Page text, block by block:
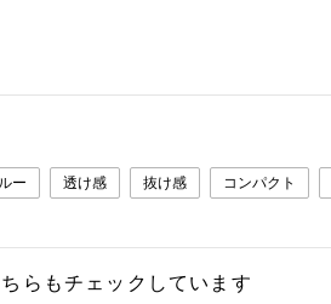
ー 透け感 抜け感 コンパクト
らもチェックしています